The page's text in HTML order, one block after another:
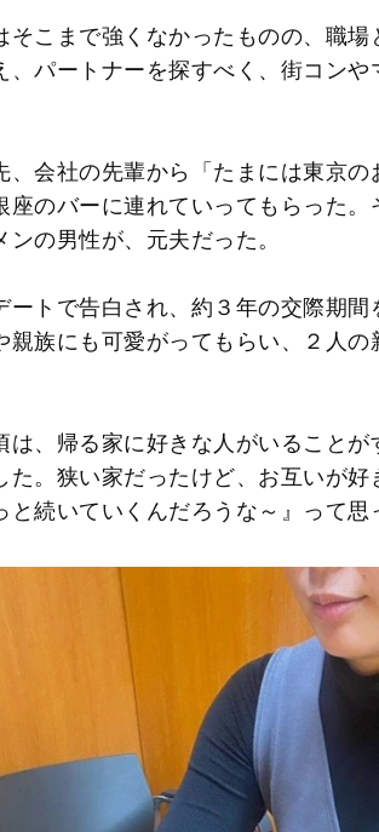
そこまで強くなかったものの、職
、パートナーを探すべく、街コン
、会社の先輩から「たまには東京
座のバーに連れていってもらった
ンの男性が、元夫だった。
ートで告白され、約３年の交際期
親族にも可愛がってもらい、２人
は、帰る家に好きな人がいること
た。狭い家だったけど、お互いが
と続いていくんだろうな～』って思